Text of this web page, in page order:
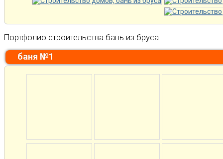
Портфолио строительства бань из бруса
баня №1